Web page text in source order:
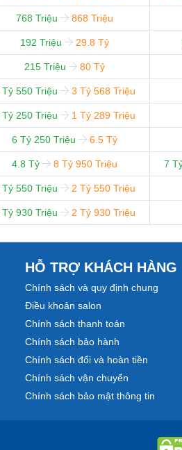
768 Triệu 868 Triệu
192 Triệu 29.8 Tỷ
215 Triệu 80 Tỷ
Tỷ 550 Triệu 3 Tỷ 568 Triệu
Tỷ 250 Triệu 1 Tỷ 289 Triệu
6 Tỷ 250 Triệu 6.5 Tỷ
4.8 Tỷ 8 Tỷ 950 Triệu 7
Tỷ 550 Triệu 2 Tỷ 550 Triệu
Tỷ 930 Triệu 2 Tỷ 930 Triệu
HỖ TRỢ KHÁCH HÀNG
Chính sách và quy định chung
Điều khoản salon
Chính sách thanh toán
Chính sách bảo hành
Chính sách đổi và hoàn tiền
Chính sách vận chuyển
Chính sách bảo mật thông tin